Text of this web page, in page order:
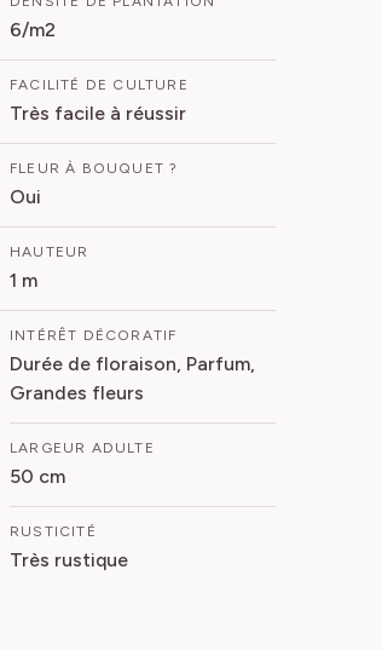
6/m2
FACILITÉ DE CULTURE
Très facile à réussir
FLEUR À BOUQUET ?
Oui
HAUTEUR
1 m
INTÉRÊT DÉCORATIF
Durée de floraison, Parfum,
Grandes fleurs
LARGEUR ADULTE
50 cm
RUSTICITÉ
Très rustique